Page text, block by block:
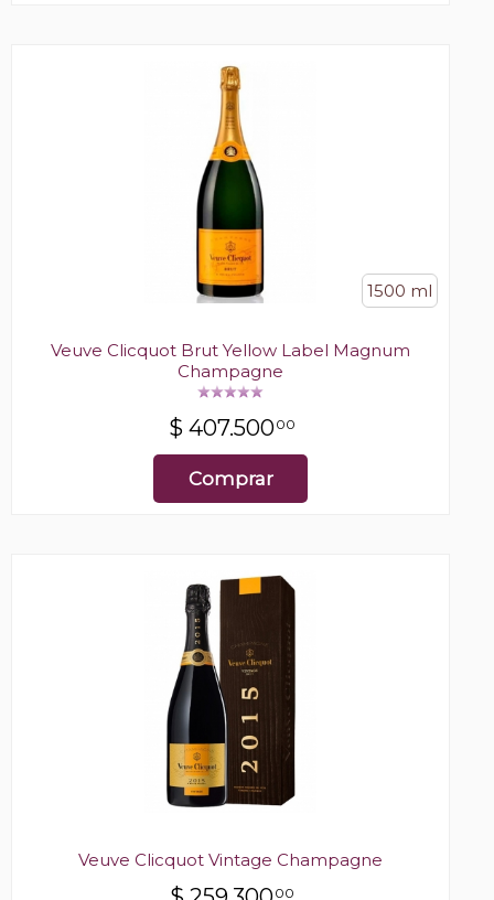
1500 ml
Veuve Clicquot Brut Yellow Label Magnum
Champagne
$ 407.50000
Comprar
Veuve Clicquot Vintage Champagne
00